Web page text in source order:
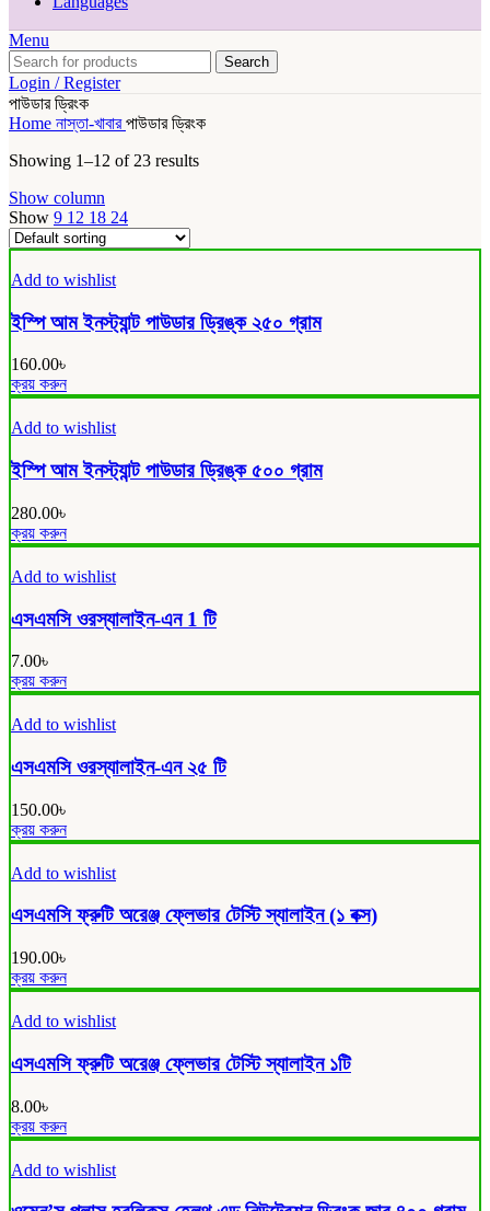
Menu
Search
Login / Register
পাউডার ড্রিংক
Home নাস্তা-খাবারপাউডার ড্রিংক
Showing 1–12 of 23 results
Show column
Show 9 12 18 24
Add to wishlist
ইস্পি আম ইনস্ট্যান্ট পাউডার ড্রিঙ্ক ২৫০ গ্রাম
160.00৳
ক্রয় করুন
Add to wishlist
ইস্পি আম ইনস্ট্যান্ট পাউডার ড্রিঙ্ক ৫০০ গ্রাম
280.00৳
ক্রয় করুন
Add to wishlist
এসএমসি ওরস্যালাইন-এন 1 টি
7.00৳
ক্রয় করুন
Add to wishlist
এসএমসি ওরস্যালাইন-এন ২৫ টি
150.00৳
ক্রয় করুন
Add to wishlist
এসএমসি ফ্রুটি অরেঞ্জ ফ্লেভার টেস্টি স্যালাইন (১ বক্স)
190.00৳
ক্রয় করুন
Add to wishlist
এসএমসি ফ্রুটি অরেঞ্জ ফ্লেভার টেস্টি স্যালাইন ১টি
8.00৳
ক্রয় করুন
Add to wishlist